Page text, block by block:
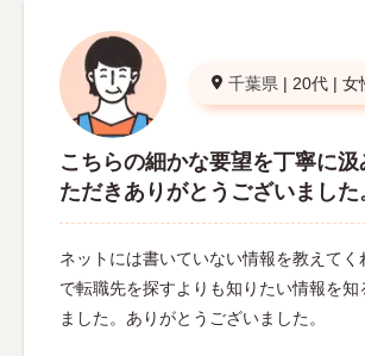
千葉県 | 20代 | 女
こちらの細かな要望を丁寧に
ただきありがとうございました
ネットには書いていない情報を教えてく
で転職先を探すよりも知りたい情報を知
ました。ありがとうございました。